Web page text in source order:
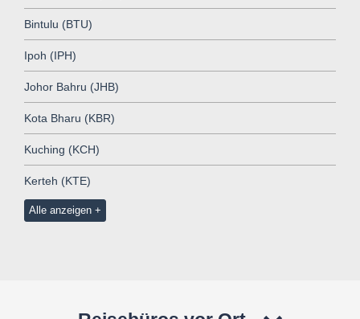
Bintulu (BTU)
Ipoh (IPH)
Johor Bahru (JHB)
Kota Bharu (KBR)
Kuching (KCH)
Kerteh (KTE)
Alle anzeigen